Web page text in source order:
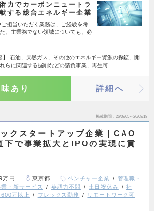
力でカーボンニュートラ
する総合エネルギー企業
ご担当いただく業務は、ご経験を考
、主業務でない領域についても、必
】 石油、天然ガス、その他のエネルギー資源の探鉱、開
らに関連する掘削などの請負事業、再生可…
あり 詳細へ
掲載期間 26/08/05～26/08/18
クスタートアップ企業｜CAO
下で事業拡大とIPOの実現に貢
万円 東京都 ベンチャー企業
管理職・
業・新サービス 英語力不問 土日祝休み
社
600万以上 フレックス勤務
リモートワーク可